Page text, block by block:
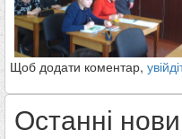
Щоб додати коментар,
Останні